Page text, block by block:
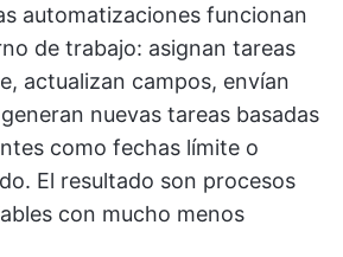
automatizaciones funcionan
de trabajo: asignan tareas
actualizan campos, envían
nuevas tareas basadas
como fechas límite o
El resultado son procesos
con mucho menos